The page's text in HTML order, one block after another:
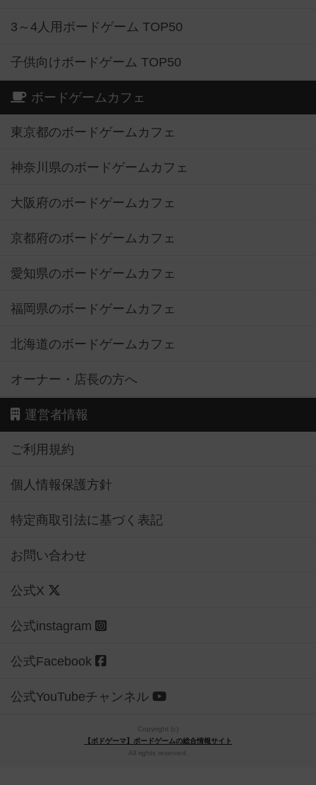
3～4人用ボードゲーム TOP50
子供向けボードゲーム TOP50
ボードゲームカフェ
東京都のボードゲームカフェ
神奈川県のボードゲームカフェ
大阪府のボードゲームカフェ
京都府のボードゲームカフェ
愛知県のボードゲームカフェ
福岡県のボードゲームカフェ
北海道のボードゲームカフェ
オーナー・店長の方へ
運営者情報
ご利用規約
個人情報保護方針
特定商取引法に基づく表記
お問い合わせ
公式X
公式instagram
公式Facebook
公式YouTubeチャンネル
Copyright (c)
【ボドゲーマ】ボードゲームの総合情報サイト
All rights reserved.